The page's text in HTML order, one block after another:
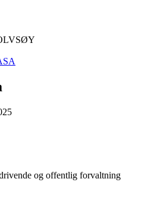
og offentlig forvaltning